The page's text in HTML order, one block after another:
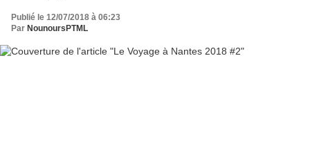
Publié le 12/07/2018 à 06:23
Par NounoursPTML